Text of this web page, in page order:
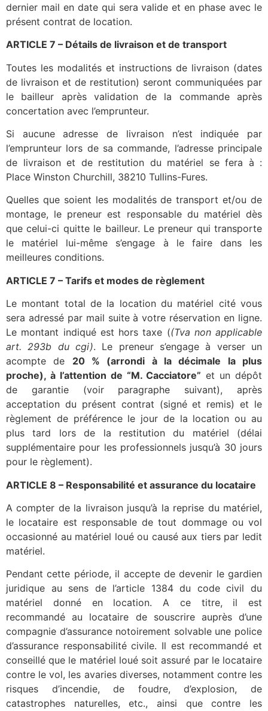
dernier mail en date qui sera valide et en phase avec le
présent contrat de location.
ARTICLE 7 – Détails de livraison et de transport
Toutes les modalités et instructions de livraison (dates
de livraison et de restitution) seront communiquées par
le bailleur après validation de la commande après
concertation avec l’emprunteur.
Si aucune adresse de livraison n’est indiquée par
l’emprunteur lors de sa commande, l’adresse principale
de livraison et de restitution du matériel se fera à :
Place Winston Churchill, 38210 Tullins-Fures.
Quelles que soient les modalités de transport et/ou de
montage, le preneur est responsable du matériel dès
que celui-ci quitte le bailleur. Le preneur qui transporte
le matériel lui-même s’engage à le faire dans les
meilleures conditions.
ARTICLE 7 – Tarifs et modes de règlement
Le montant total de la location du matériel cité vous
sera adressé par mail suite à votre réservation en ligne.
Le montant indiqué est hors taxe ((Tva non applicable
art. 293b du cgi). Le preneur s’engage à verser un
acompte de 20 % (arrondi à la décimale la plus
proche), à l’attention de “M. Cacciatore” et un dépôt
de garantie (voir paragraphe suivant), après
acceptation du présent contrat (signé et remis) et le
règlement de préférence le jour de la location ou au
plus tard lors de la restitution du matériel (délai
supplémentaire pour les professionnels jusqu’à 30 jours
pour le règlement).
ARTICLE 8 – Responsabilité et assurance du locataire
A compter de la livraison jusqu’à la reprise du matériel,
le locataire est responsable de tout dommage ou vol
occasionné au matériel loué ou causé aux tiers par ledit
matériel.
Pendant cette période, il accepte de devenir le gardien
juridique au sens de l’article 1384 du code civil du
matériel donné en location. A ce titre, il est
recommandé au locataire de souscrire auprès d’une
compagnie d’assurance notoirement solvable une police
d’assurance responsabilité civile. Il est recommandé et
conseillé que le matériel loué soit assuré par le locataire
contre le vol, les avaries diverses, notamment contre les
risques d’incendie, de foudre, d’explosion, de
catastrophes naturelles, etc., ainsi que contre les